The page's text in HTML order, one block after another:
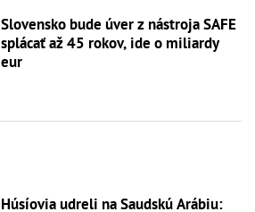
Slovensko bude úver z nástroja SAFE
splácať až 45 rokov, ide o miliardy
eur
Húsíovia udreli na Saudskú Arábiu: